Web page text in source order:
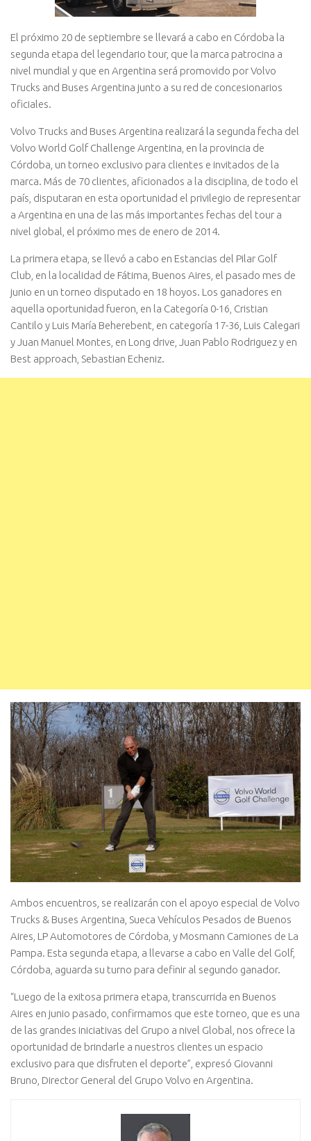
El próximo 20 de septiembre se llevará a cabo en Córdoba la
segunda etapa del legendario tour, que la marca patrocina a
nivel mundial y que en Argentina será promovido por Volvo
Trucks and Buses Argentina junto a su red de concesionarios
oficiales.
Volvo Trucks and Buses Argentina realizará la segunda fecha del
Volvo World Golf Challenge Argentina, en la provincia de
Córdoba, un torneo exclusivo para clientes e invitados de la
marca. Más de 70 clientes, aficionados a la disciplina, de todo el
país, disputaran en esta oportunidad el privilegio de representar
a Argentina en una de las más importantes fechas del tour a
nivel global, el próximo mes de enero de 2014.
La primera etapa, se llevó a cabo en Estancias del Pilar Golf
Club, en la localidad de Fátima, Buenos Aires, el pasado mes de
junio en un torneo disputado en 18 hoyos. Los ganadores en
aquella oportunidad fueron, en la Categoría 0-16, Cristian
Cantilo y Luis María Beherebent, en categoría 17-36, Luis Calegari
y Juan Manuel Montes, en Long drive, Juan Pablo Rodriguez y en
Best approach, Sebastian Echeniz.
Ambos encuentros, se realizarán con el apoyo especial de Volvo
Trucks & Buses Argentina, Sueca Vehículos Pesados de Buenos
Aires, LP Automotores de Córdoba, y Mosmann Camiones de La
Pampa. Esta segunda etapa, a llevarse a cabo en Valle del Golf,
Córdoba, aguarda su turno para definir al segundo ganador.
“Luego de la exitosa primera etapa, transcurrida en Buenos
Aires en junio pasado, confirmamos que este torneo, que es una
de las grandes iniciativas del Grupo a nivel Global, nos ofrece la
oportunidad de brindarle a nuestros clientes un espacio
exclusivo para que disfruten el deporte”, expresó Giovanni
Bruno, Director General del Grupo Volvo en Argentina.